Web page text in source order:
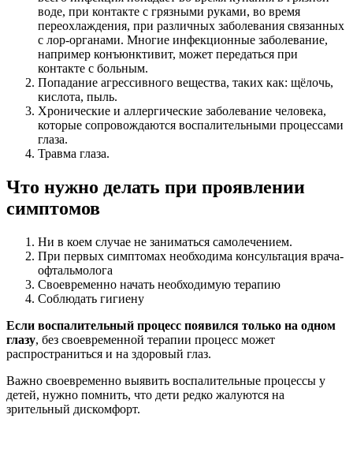
воде, при контакте с грязными руками, во время
переохлаждения, при различных заболевания связанных
с лор-органами. Многие инфекционные заболевание,
например конъюнктивит, может передаться при
контакте с больным.
Попадание агрессивного вещества, таких как: щёлочь,
кислота, пыль.
Хронические и аллергические заболевание человека,
которые сопровождаются воспалительными процессами
глаза.
Травма глаза.
Что нужно делать при проявлении
симптомов
Ни в коем случае не заниматься самолечением.
При первых симптомах необходима консультация врача-
офтальмолога
Своевременно начать необходимую терапию
Соблюдать гигиену
Если воспалительный процесс появился только на одном
глазу, без своевременной терапии процесс может
распространиться и на здоровый глаз.
Важно своевременно выявить воспалительные процессы у
детей, нужно помнить, что дети редко жалуются на
зрительный дискомфорт.